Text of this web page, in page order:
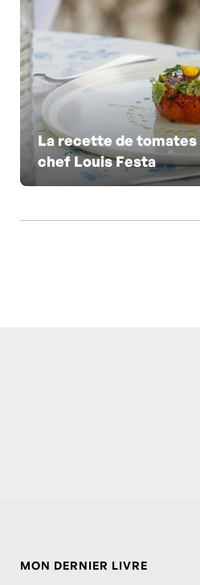
La recette de
chef Louis Festa
MON DERNIER LIVRE